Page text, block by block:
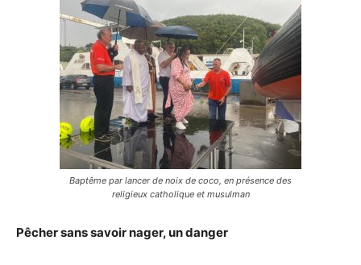
Baptême par lancer de noix de coco, en présence des
religieux catholique et musulman
Pêcher sans savoir nager, un danger